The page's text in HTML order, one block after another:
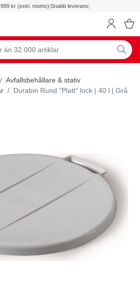
kr (exkl. moms)|Snabb leverans|
Avfallsbehållare & stativ
Durabin Rund "Platt" lock | 40 l | Grå